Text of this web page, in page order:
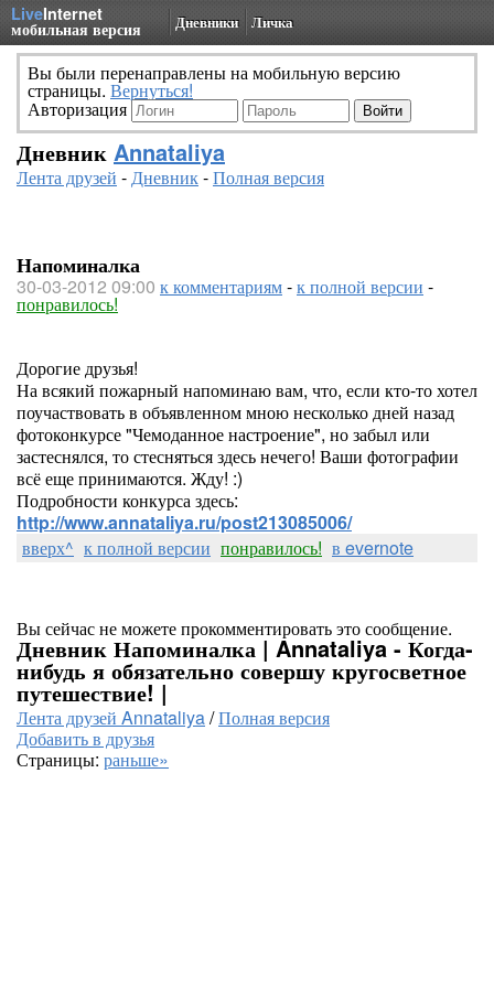
LiveInternet
мобильная версия Дневники Личка
Вы были перенаправлены на мобильную версию
страницы. Вернуться!
Авторизация
Дневник Annataliya
Лента друзей -Дневник-Полная версия
Напоминалка
30-03-2012 09:00 к комментариям-к полной версии -
понравилось!
Дорогие друзья!
На всякий пожарный напоминаю вам, что, если кто-то хотел
поучаствовать в объявленном мною несколько дней назад
фотоконкурсе "Чемоданное настроение", но забыл или
застеснялся, то стесняться здесь нечего! Ваши фотографии
всё еще принимаются. Жду! :)
Подробности конкурса здесь:
http://www.annataliya.ru/post213085006/
вверх^ к полной версии понравилось! в evernote
Вы сейчас не можете прокомментировать это сообщение.
Дневник Напоминалка | Annataliya - Когда-
нибудь я обязательно совершу кругосветное
путешествие! |
Лента друзей Annataliya/Полная версия
Добавить в друзья
Страницы: раньше»